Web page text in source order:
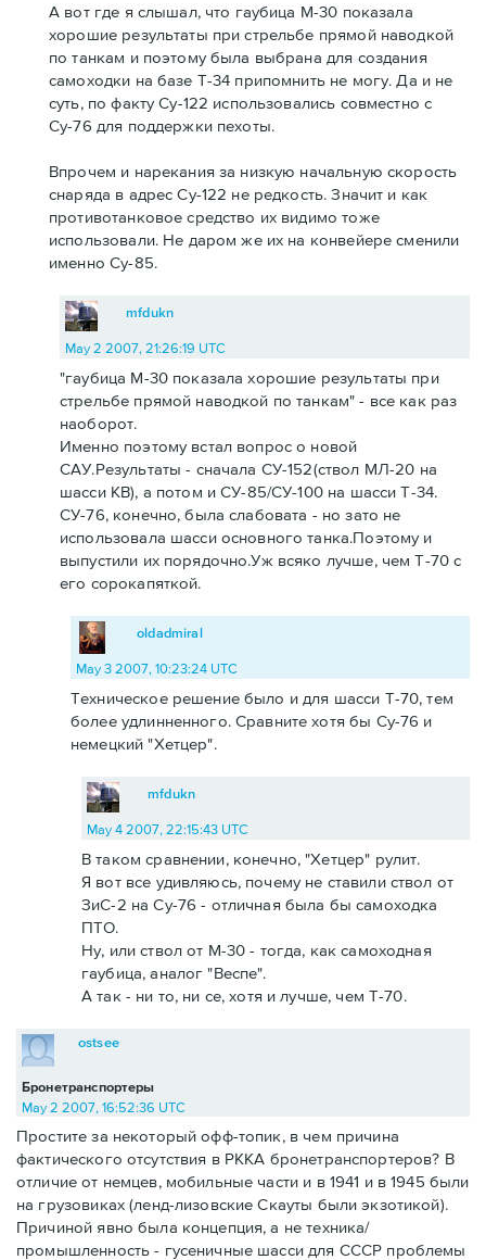
А вот где я слышал, что гаубица М-30 показала
хорошие результаты при стрельбе прямой наводкой
по танкам и поэтому была выбрана для создания
самоходки на базе Т-34 припомнить не могу. Да и не
суть, по факту Су-122 использовались совместно с
Су-76 для поддержки пехоты.
Впрочем и нарекания за низкую начальную скорость
снаряда в адрес Су-122 не редкость. Значит и как
противотанковое средство их видимо тоже
использовали. Не даром же их на конвейере сменили
именно Су-85.
mfdukn
May 2 2007, 21:26:19 UTC
"гаубица М-30 показала хорошие результаты при
стрельбе прямой наводкой по танкам" - все как раз
наоборот.
Именно поэтому встал вопрос о новой
САУ.Результаты - сначала СУ-152(ствол МЛ-20 на
шасси КВ), а потом и СУ-85/СУ-100 на шасси Т-34.
СУ-76, конечно, была слабовата - но зато не
использовала шасси основного танка.Поэтому и
выпустили их порядочно.Уж всяко лучше, чем Т-70 с
его сорокапяткой.
oldadmiral
May 3 2007, 10:23:24 UTC
Техническое решение было и для шасси Т-70, тем
более удлинненного. Сравните хотя бы Су-76 и
немецкий "Хетцер".
mfdukn
May 4 2007, 22:15:43 UTC
В таком сравнении, конечно, "Хетцер" рулит.
Я вот все удивляюсь, почему не ставили ствол от
ЗиС-2 на Су-76 - отличная была бы самоходка
ПТО.
Ну, или ствол от М-30 - тогда, как самоходная
гаубица, аналог "Веспе".
А так - ни то, ни се, хотя и лучше, чем Т-70.
Бронетранспортеры
ostsee
May 2 2007, 16:52:36 UTC
Простите за некоторый офф-топик, в чем причина
фактического отсутствия в РККА бронетранспортеров? В
отличие от немцев, мобильные части и в 1941 и в 1945 были
на грузовиках (ленд-лизовские Скауты были экзотикой).
Причиной явно была концепция, а не техника/
промышленность - гусеничные шасси для СССР проблемы